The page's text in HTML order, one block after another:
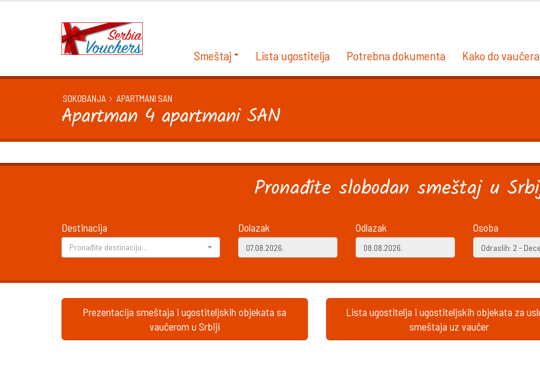
Smeštaj Lista ugostitelja Potrebna dokumenta Kako do vaučera
SOKOBANJA APARTMANI SAN
Apartman 4 apartmani SAN
Pronađite slobodan smeštaj u
Destinacija
Pronađite destinaciju...
Dolazak Odlazak Osoba
Prezentacija smeštaja i ugostiteljskih objekata sa
vaučerom u Srbiji
Lista ugostitelja i ugostiteljskih objekata za
smeštaja uz vaučer